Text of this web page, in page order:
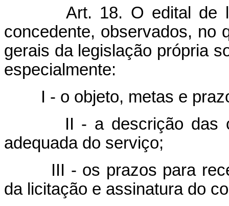
Art. 18. O edital de
concedente, observados, no
gerais da legislação própria
especialmente:
I - o objeto, metas e
II - a descrição das
adequada do serviço;
III - os prazos para
da licitação e assinatura do